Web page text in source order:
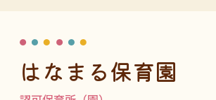
はなまる保育園